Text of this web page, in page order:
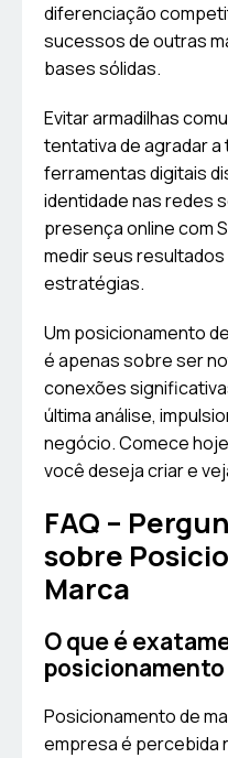
diferenciação
sucessos de outras
bases sólidas.
Evitar armadilhas
tentativa de agradar a
ferramentas digitais
identidade nas redes
presença online com
medir seus
estratégias.
Um posicionamento
é apenas sobre ser
conexões
última análise,
negócio. Comece
você deseja criar e
FAQ –
sobre
Marca
O que é
posicionamento
Posicionamento de
empresa é percebida